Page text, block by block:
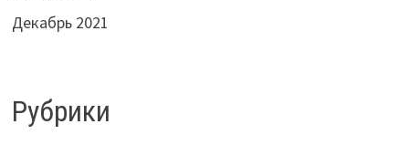
Декабрь 2021
Рубрики